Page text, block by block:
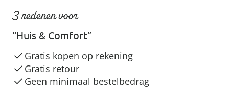
3 redenen voor
“Huis & Comfort”
Gratis kopen op rekening
Gratis retour
Geen minimaal bestelbedrag